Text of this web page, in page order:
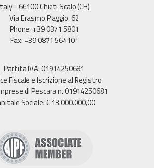
- 66100 Chieti Scalo (CH)
Via Erasmo Piaggio, 62
Phone: +39 0871 5801
Fax: +39 0871 564101
Partita IVA: 01914250681
Fiscale e Iscrizione al Registro
di Pescara n. 01914250681
Sociale: € 13.000.000,00